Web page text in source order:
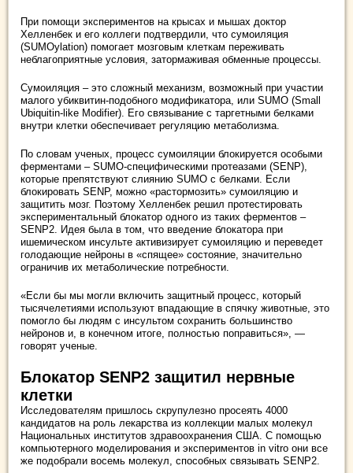
При помощи экспериментов на крысах и мышах доктор
Хелленбек и его коллеги подтвердили, что сумоиляция
(SUMOylation) помогает мозговым клеткам переживать
неблагоприятные условия, затормаживая обменные процессы.
Сумоиляция – это сложный механизм, возможный при участии
малого убиквитин-подобного модификатора, или SUMO (Small
Ubiquitin-like Modifier). Его связывание с таргетными белками
внутри клетки обеспечивает регуляцию метаболизма.
По словам ученых, процесс сумоиляции блокируется особыми
ферментами – SUMO-специфическими протеазами (SENP),
которые препятствуют слиянию SUMO с белками. Если
блокировать SENP, можно «растормозить» сумоиляцию и
защитить мозг. Поэтому Хелленбек решил протестировать
экспериментальный блокатор одного из таких ферментов –
SENP2. Идея была в том, что введение блокатора при
ишемическом инсульте активизирует сумоиляцию и переведет
голодающие нейроны в «спящее» состояние, значительно
ограничив их метаболические потребности.
«Если бы мы могли включить защитный процесс, который
тысячелетиями используют впадающие в спячку животные, это
помогло бы людям с инсультом сохранить большинство
нейронов и, в конечном итоге, полностью поправиться», —
говорят ученые.
Блокатор SENP2 защитил нервные
клетки
Исследователям пришлось скрупулезно просеять 4000
кандидатов на роль лекарства из коллекции малых молекул
Национальных институтов здравоохранения США. С помощью
компьютерного моделирования и экспериментов in vitro они все
же подобрали восемь молекул, способных связывать SENP2.